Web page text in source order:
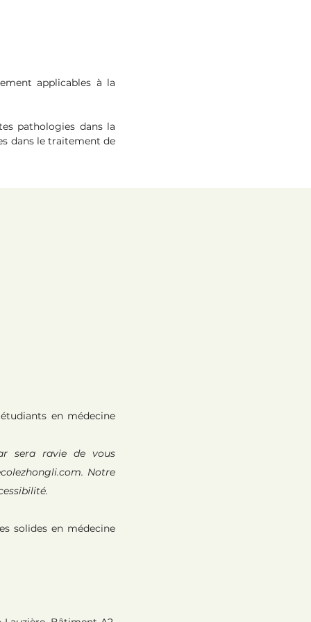
applicables à la
pathologies dans la
dans le traitement de
en médecine
sera ravie de vous
. Notre
solides en médecine